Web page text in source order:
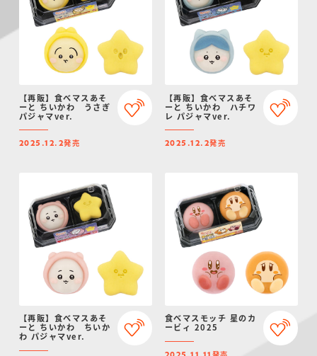
【再販】食べマスあそ
ーと ちいかわ うさぎ
パジャマver.
2025.12.2発売
【再販】食べマスあそ
ーと ちいかわ ハチワ
レ パジャマver.
2025.12.2発売
【再販】食べマスあそ
ーと ちいかわ ちいか
わ パジャマver.
食べマスモッチ 星のカ
ービィ 2025